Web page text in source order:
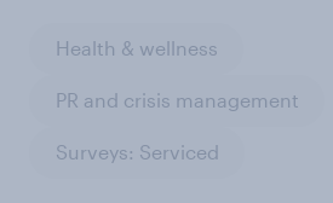
Health & wellness
PR and crisis management
Surveys: Serviced